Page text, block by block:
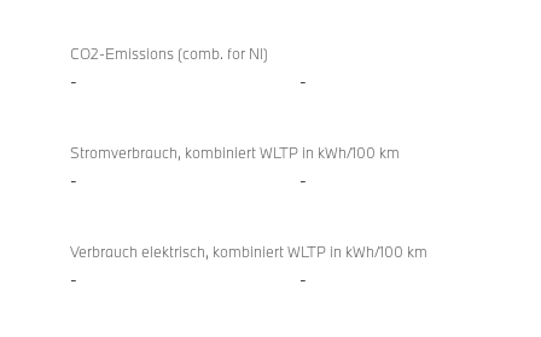
CO2-Emissions (comb. for NI)
- -
Stromverbrauch, kombiniert WLTP in kWh/100 km
- -
Verbrauch elektrisch, kombiniert WLTP in kWh/100 km
- -